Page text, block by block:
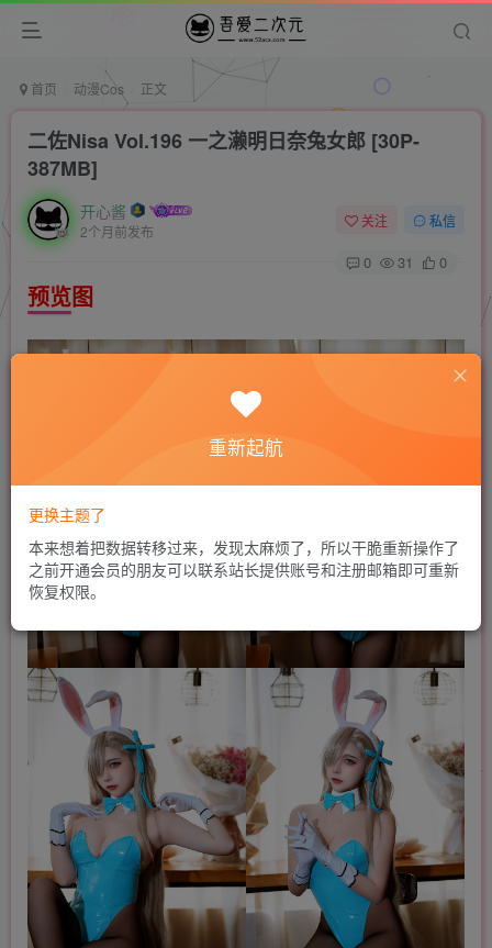
首页 动漫Cos 正文
二佐Nisa Vol.196 一之濑明日奈兔女郎 [30P-
387MB]
开心酱
2个月前发布
关注 私信
0 31 0
预览图
重新起航
更换主题了
本来想着把数据转移过来，发现太麻烦了，所以干脆重新操作了
之前开通会员的朋友可以联系站长提供账号和注册邮箱即可重新
恢复权限。